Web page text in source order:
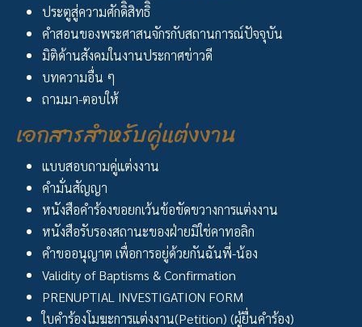
ประตูสู่ความศักดิิ์สิทธิิ์
คำสอนของพระศาสนจักรกับสถานการณ์ปัจจุบัน
มิติด้านสังคมในงานประกาศข่าวดี
บทความอื่น ๆ
ถามมา-ตอบให้
เอกสารสำหรับคู่แต่งงาน
แบบสอบถามคู่แต่งงาน
คำมั่นสัญญา
หนังสือคำร้องขอยกเว้นข้อขัดขวางการแต่งงาน
หนังสือรับรองสถานะของฝ่ายมิใช่คาทอลิก
คำขออนุญาต เพื่อการอยู่ด้วยกันฉันพี่-น้อง
Validity of Baptisms & Confirmation
PRENUPTIAL INVESTIGATION FORM
ใบคำร้องโมฆะการแต่งงาน(Petition) (ผู้ยื่นคำร้อง)